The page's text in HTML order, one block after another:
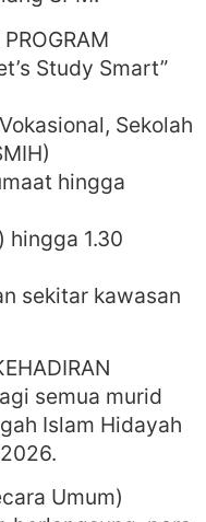
Study Smart”
Sekolah
hingga
hingga 1.30
sekitar kawasan
semua murid
Islam Hidayah
Umum)